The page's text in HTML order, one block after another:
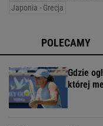
Japonia - Grecja
POLECAMY
Gdzie
której